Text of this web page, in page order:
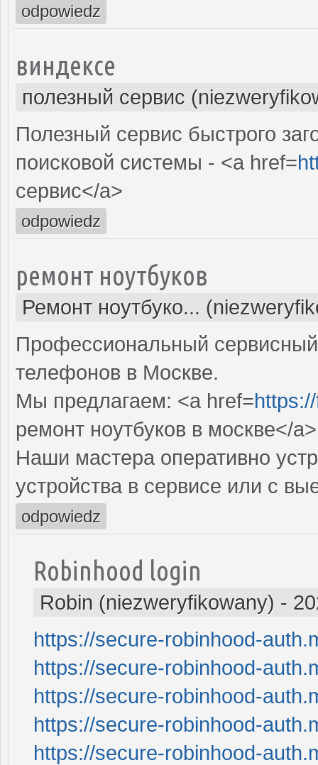
odpowiedz
виндексе
полезный сервис
Полезный сервис быстрого
поисковой системы - <a href=
сервис</a>
odpowiedz
ремонт ноутбуков
Ремонт ноутбуко...
Профессиональный
телефонов в Москве.
Мы предлагаем: <a href=
ремонт ноутбуков в москве</a>
Наши мастера оперативно
устройства в сервисе или с
odpowiedz
Robinhood login
Robin (niezweryfikowany) -
https://secure-robinhood-
https://secure-robinhood-
https://secure-robinhood-
https://secure-robinhood-
https://secure-robinhood-